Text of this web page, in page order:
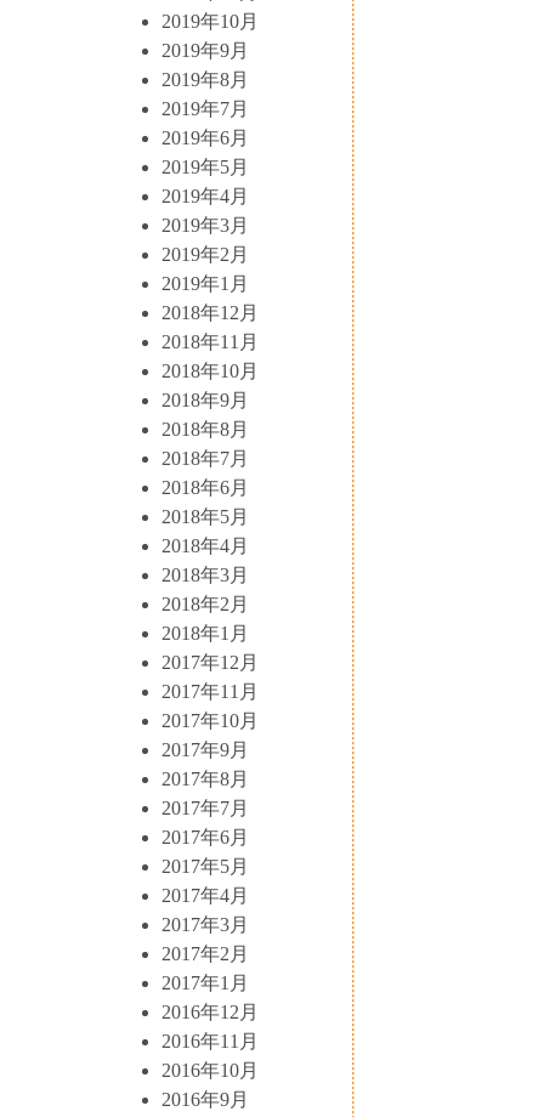
2019年10月
2019年9月
2019年8月
2019年7月
2019年6月
2019年5月
2019年4月
2019年3月
2019年2月
2019年1月
2018年12月
2018年11月
2018年10月
2018年9月
2018年8月
2018年7月
2018年6月
2018年5月
2018年4月
2018年3月
2018年2月
2018年1月
2017年12月
2017年11月
2017年10月
2017年9月
2017年8月
2017年7月
2017年6月
2017年5月
2017年4月
2017年3月
2017年2月
2017年1月
2016年12月
2016年11月
2016年10月
2016年9月